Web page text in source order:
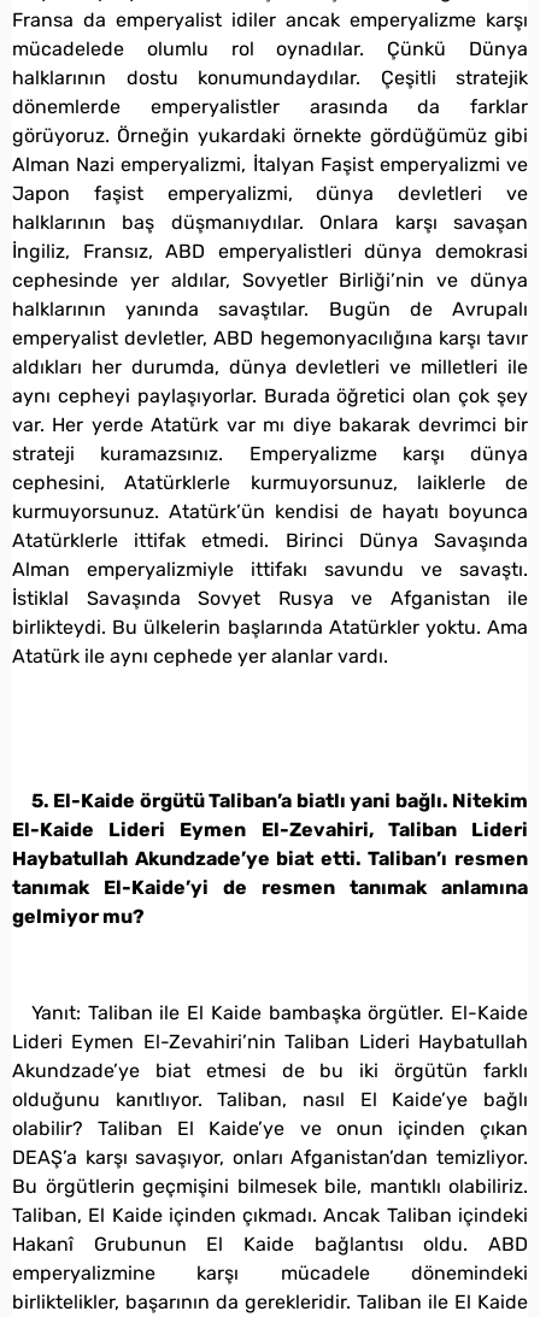
Fransa da emperyalist idiler ancak emperyalizme karşı
mücadelede olumlu rol oynadılar. Çünkü Dünya
halklarının dostu konumundaydılar. Çeşitli stratejik
dönemlerde emperyalistler arasında da farklar
görüyoruz. Örneğin yukardaki örnekte gördüğümüz gibi
Alman Nazi emperyalizmi, İtalyan Faşist emperyalizmi ve
Japon faşist emperyalizmi, dünya devletleri ve
halklarının baş düşmanıydılar. Onlara karşı savaşan
İngiliz, Fransız, ABD emperyalistleri dünya demokrasi
cephesinde yer aldılar, Sovyetler Birliği’nin ve dünya
halklarının yanında savaştılar. Bugün de Avrupalı
emperyalist devletler, ABD hegemonyacılığına karşı tavır
aldıkları her durumda, dünya devletleri ve milletleri ile
aynı cepheyi paylaşıyorlar. Burada öğretici olan çok şey
var. Her yerde Atatürk var mı diye bakarak devrimci bir
strateji kuramazsınız. Emperyalizme karşı dünya
cephesini, Atatürklerle kurmuyorsunuz, laiklerle de
kurmuyorsunuz. Atatürk’ün kendisi de hayatı boyunca
Atatürklerle ittifak etmedi. Birinci Dünya Savaşında
Alman emperyalizmiyle ittifakı savundu ve savaştı.
İstiklal Savaşında Sovyet Rusya ve Afganistan ile
birlikteydi. Bu ülkelerin başlarında Atatürkler yoktu. Ama
Atatürk ile aynı cephede yer alanlar vardı.
5. El-Kaide örgütü Taliban’a biatlı yani bağlı. Nitekim
El-Kaide Lideri Eymen El-Zevahiri, Taliban Lideri
Haybatullah Akundzade’ye biat etti. Taliban’ı resmen
tanımak El-Kaide’yi de resmen tanımak anlamına
gelmiyor mu?
Yanıt: Taliban ile El Kaide bambaşka örgütler. El-Kaide
Lideri Eymen El-Zevahiri’nin Taliban Lideri Haybatullah
Akundzade’ye biat etmesi de bu iki örgütün farklı
olduğunu kanıtlıyor. Taliban, nasıl El Kaide’ye bağlı
olabilir? Taliban El Kaide’ye ve onun içinden çıkan
DEAŞ’a karşı savaşıyor, onları Afganistan’dan temizliyor.
Bu örgütlerin geçmişini bilmesek bile, mantıklı olabiliriz.
Taliban, El Kaide içinden çıkmadı. Ancak Taliban içindeki
Hakanî Grubunun El Kaide bağlantısı oldu. ABD
emperyalizmine karşı mücadele dönemindeki
birliktelikler, başarının da gerekleridir. Taliban ile El Kaide